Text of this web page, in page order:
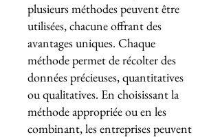
plusieurs méthodes peuvent être
utilisées, chacune offrant des
avantages uniques. Chaque
méthode permet de récolter des
données précieuses, quantitatives
ou qualitatives. En choisissant la
méthode appropriée ou en les
combinant, les entreprises peuvent